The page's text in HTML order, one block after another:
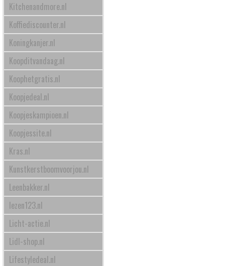
Kitchenandmore.nl
Koffiediscounter.nl
Koningkanjer.nl
Koopditvandaag.nl
Koophetgratis.nl
Koopjedeal.nl
Koopjeskampioen.nl
Koopjessite.nl
Kras.nl
Kunstkerstboomvoorjou.nl
Leenbakker.nl
lezen123.nl
Licht-actie.nl
Lidl-shop.nl
Lifestyledeal.nl